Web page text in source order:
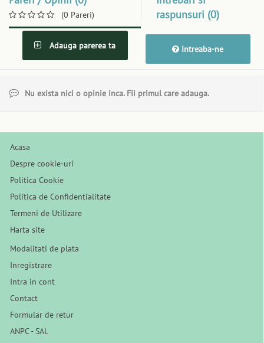
(0 Pareri)
raspunsuri (0)
Adauga parerea ta Intreaba-ne
Nu exista nici o opinie inca. Fii primul care adauga.
Acasa
Despre cookie-uri
Politica Cookie
Politica de Confidentialitate
Termeni de Utilizare
Harta site
Modalitati de plata
Inregistrare
Intra in cont
Contact
Formular de retur
ANPC - SAL